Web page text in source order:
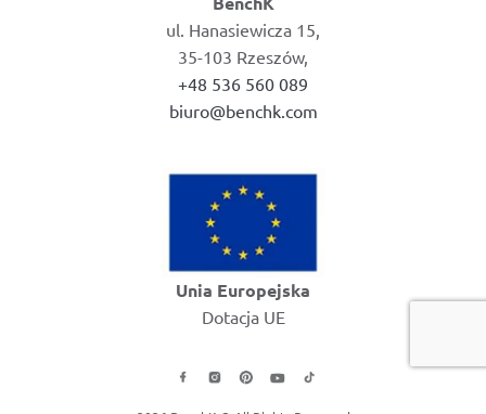
ul. Hanasiewicza 15,
35-103 Rzeszów,
+48 536 560 089
biuro@benchk.com
Unia Europejska
Dotacja UE